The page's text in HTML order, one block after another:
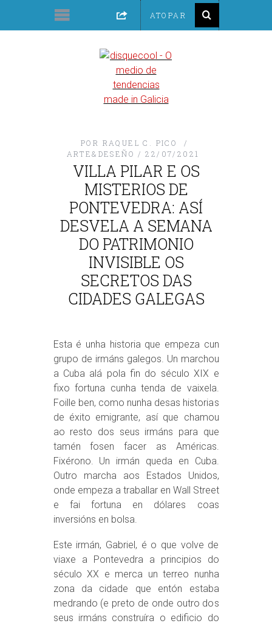
POR RAQUEL C. PICO
ARTE&DESEÑO
22/07/2021
VILLA PILAR E OS
MISTERIOS DE
PONTEVEDRA: ASÍ
DESVELA A SEMANA
DO PATRIMONIO
INVISIBLE OS
SECRETOS DAS
CIDADES GALEGAS
Esta é unha historia que empeza cun
grupo de irmáns galegos. Un marchou
a Cuba alá pola fin do século XIX e
fixo fortuna cunha tenda de vaixela.
Foille ben, como nunha desas historias
de éxito emigrante, así que chamou
ao resto dos seus irmáns para que
tamén fosen facer as Américas.
Fixérono. Un irmán queda en Cuba.
Outro marcha aos Estados Unidos,
onde empeza a traballar en Wall Street
e fai fortuna en dólares coas
inversións en bolsa.
Este irmán, Gabriel, é o que volve de
viaxe a Pontevedra a principios do
século XX e merca un terreo nunha
zona da cidade que entón estaba
medrando (e preto de onde outro dos
seus irmáns construíra o edificio do